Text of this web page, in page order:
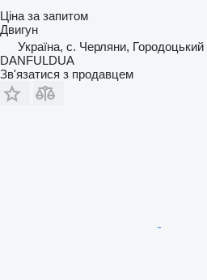
Ціна за запитом
Двигун
Україна, с. Черляни, Городоцький
DANFULDUA
Зв'язатися з продавцем